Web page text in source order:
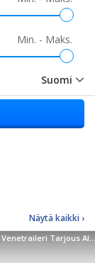
Min. - Maks.
Suomi
Näytä kaikki ›